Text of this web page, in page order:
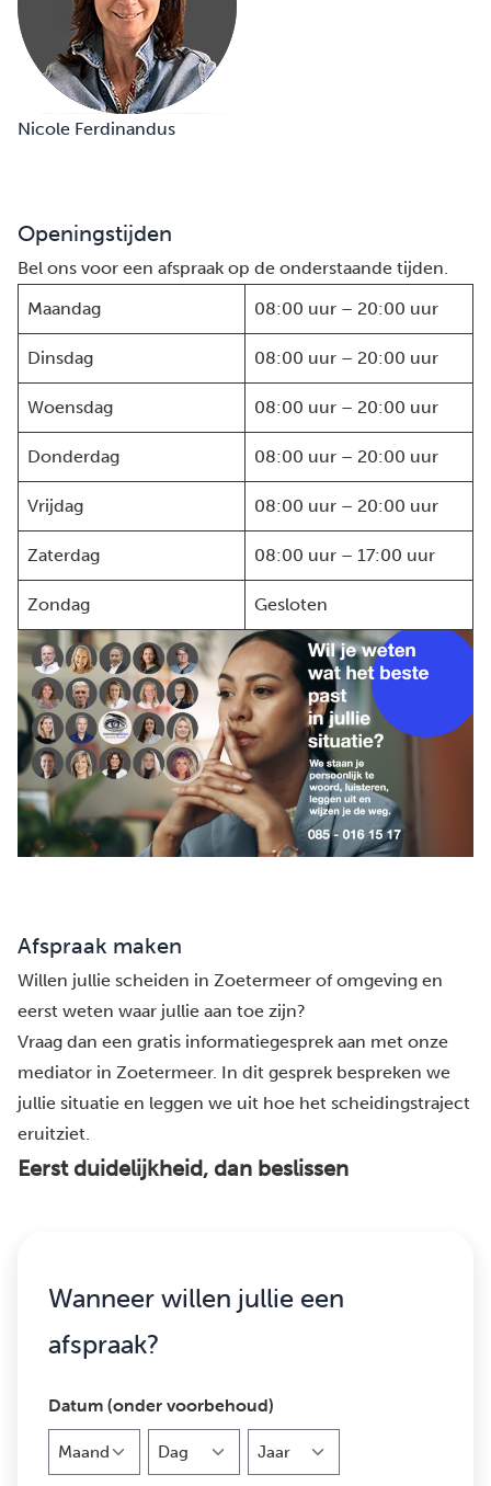
Nicole Ferdinandus
Openingstijden
Bel ons voor een afspraak op de onderstaande tijden.
Maandag
08:00 uur – 20:00 uur
Dinsdag 08:00 uur – 20:00 uur
Woensdag 08:00 uur – 20:00 uur
Donderdag 08:00 uur – 20:00 uur
Vrijdag 08:00 uur – 20:00 uur
Zaterdag 08:00 uur – 17:00 uur
Zondag Gesloten
Afspraak maken
Willen jullie scheiden in Zoetermeer of omgeving en
eerst weten waar jullie aan toe zijn?
Vraag dan een gratis informatiegesprek aan met onze
mediator in Zoetermeer. In dit gesprek bespreken we
jullie situatie en leggen we uit hoe het scheidingstraject
eruitziet.
Eerst duidelijkheid, dan beslissen
Wanneer willen jullie een
afspraak?
Datum (onder voorbehoud)